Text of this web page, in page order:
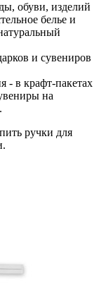
обуви, изделий
белье и
и сувениров
- в крафт-пакетах
на
ручки для